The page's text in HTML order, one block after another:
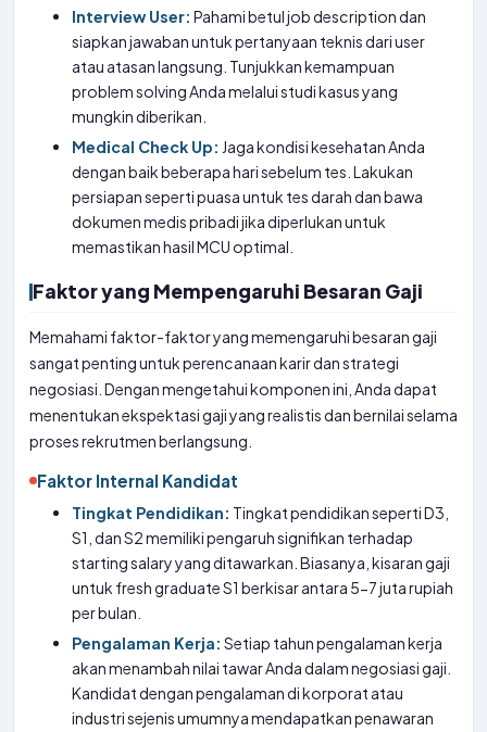
Interview User: Pahami betul job description dan
siapkan jawaban untuk pertanyaan teknis dari user
atau atasan langsung. Tunjukkan kemampuan
problem solving Anda melalui studi kasus yang
mungkin diberikan.
Medical Check Up: Jaga kondisi kesehatan Anda
dengan baik beberapa hari sebelum tes. Lakukan
persiapan seperti puasa untuk tes darah dan bawa
dokumen medis pribadi jika diperlukan untuk
memastikan hasil MCU optimal.
Faktor yang Mempengaruhi Besaran Gaji
Memahami faktor-faktor yang memengaruhi besaran gaji
sangat penting untuk perencanaan karir dan strategi
negosiasi. Dengan mengetahui komponen ini, Anda dapat
menentukan ekspektasi gaji yang realistis dan bernilai selama
proses rekrutmen berlangsung.
Faktor Internal Kandidat
Tingkat Pendidikan: Tingkat pendidikan seperti D3,
S1, dan S2 memiliki pengaruh signifikan terhadap
starting salary yang ditawarkan. Biasanya, kisaran gaji
untuk fresh graduate S1 berkisar antara 5-7 juta rupiah
per bulan.
Pengalaman Kerja: Setiap tahun pengalaman kerja
akan menambah nilai tawar Anda dalam negosiasi gaji.
Kandidat dengan pengalaman di korporat atau
industri sejenis umumnya mendapatkan penawaran